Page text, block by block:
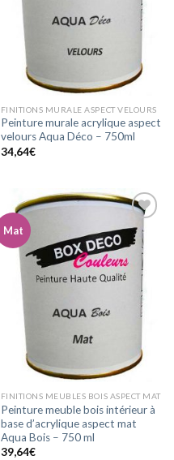
FINITIONS MURALE ASPECT VELOURS
Peinture murale acrylique aspect
velours Aqua Déco – 750ml
34,64€
Mat
Ajouter
à la
wishlist
FINITIONS MEUBLES BOIS ASPECT MAT
Peinture meuble bois intérieur à
base d’acrylique aspect mat
Aqua Bois – 750 ml
39,64€